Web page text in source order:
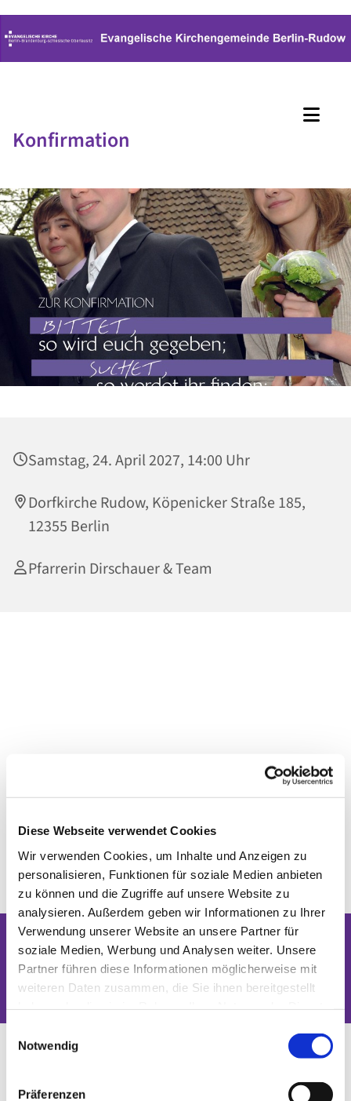
Diese Webseite verwendet Cookies
Wir verwenden Cookies, um Inhalte und Anzeigen zu
personalisieren, Funktionen für soziale Medien anbieten
zu können und die Zugriffe auf unsere Website zu
analysieren. Außerdem geben wir Informationen zu Ihrer
Verwendung unserer Website an unsere Partner für
soziale Medien, Werbung und Analysen weiter. Unsere
Partner führen diese Informationen möglicherweise mit
weiteren Daten zusammen, die Sie ihnen bereitgestellt
Notwendig
Präferenzen
Konfirmation
Samstag, 24. April 2027, 14:00 Uhr
Dorfkirche Rudow, Köpenicker Straße 185,
12355 Berlin
Pfarrerin Dirschauer & Team
Dies könnte Sie auch interessieren